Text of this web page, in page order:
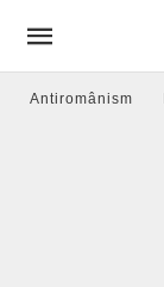
Antiromânism